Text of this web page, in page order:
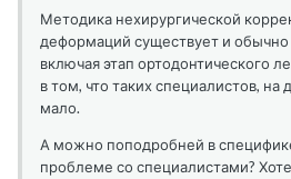
Методика нехирургической
деформаций существует и обычно
включая этап ортодонтического
в том, что таких специалистов,
мало.
А можно поподробней в
проблеме со специалистами?